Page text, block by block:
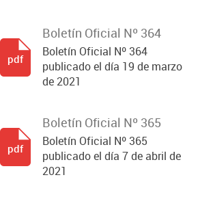
Boletín Oficial Nº 364
Boletín Oficial Nº 364
publicado el día 19 de marzo
de 2021
pdf
Boletín Oficial Nº 365
Boletín Oficial Nº 365
publicado el día 7 de abril de
2021
pdf